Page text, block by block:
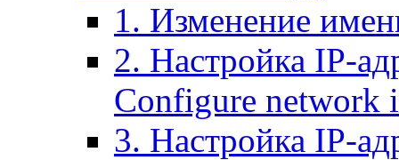
1. Изменение
2. Настройка IP-
Configure network
3. Настройка IP-